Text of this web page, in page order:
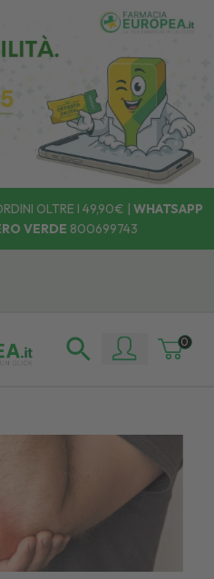
OLTRE I 49,90€ | WHATSAPP
VERDE 800699743
0